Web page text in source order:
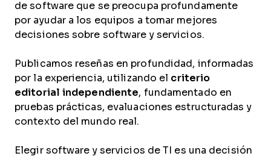
de software que se preocupa profundamente
por ayudar a los equipos a tomar mejores
decisiones sobre software y servicios.
Publicamos reseñas en profundidad, informadas
por la experiencia, utilizando el criterio
editorial independiente, fundamentado en
pruebas prácticas, evaluaciones estructuradas y
contexto del mundo real.
Elegir software y servicios de TI es una decisión